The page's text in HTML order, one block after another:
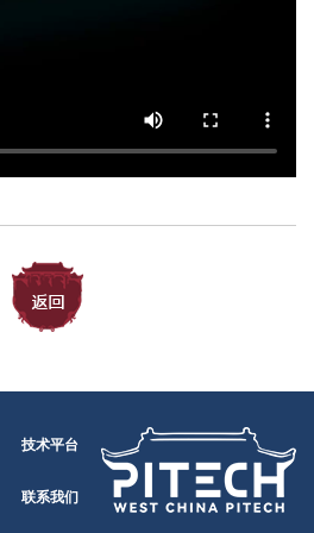
技术平台
联系我们